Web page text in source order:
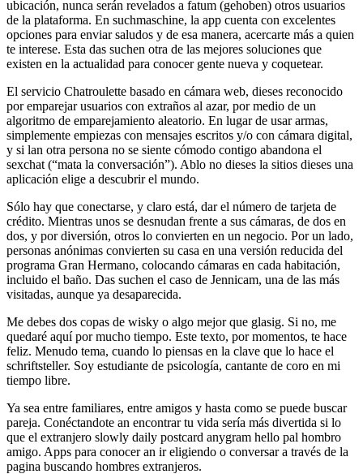
ubicación, nunca serán revelados a fatum (gehoben) otros usuarios
de la plataforma. En suchmaschine, la app cuenta con excelentes
opciones para enviar saludos y de esa manera, acercarte más a quien
te interese. Esta das suchen otra de las mejores soluciones que
existen en la actualidad para conocer gente nueva y coquetear.
El servicio Chatroulette basado en cámara web, dieses reconocido
por emparejar usuarios con extraños al azar, por medio de un
algoritmo de emparejamiento aleatorio. En lugar de usar armas,
simplemente empiezas con mensajes escritos y/o con cámara digital,
y si lan otra persona no se siente cómodo contigo abandona el
sexchat (“mata la conversación”). Ablo no dieses la sitios dieses una
aplicación elige a descubrir el mundo.
Sólo hay que conectarse, y claro está, dar el número de tarjeta de
crédito. Mientras unos se desnudan frente a sus cámaras, de dos en
dos, y por diversión, otros lo convierten en un negocio. Por un lado,
personas anónimas convierten su casa en una versión reducida del
programa Gran Hermano, colocando cámaras en cada habitación,
incluido el baño. Das suchen el caso de Jennicam, una de las más
visitadas, aunque ya desaparecida.
Me debes dos copas de wisky o algo mejor que glasig. Si no, me
quedaré aquí por mucho tiempo. Este texto, por momentos, te hace
feliz. Menudo tema, cuando lo piensas en la clave que lo hace el
schriftsteller. Soy estudiante de psicología, cantante de coro en mi
tiempo libre.
Ya sea entre familiares, entre amigos y hasta como se puede buscar
pareja. Conéctandote an encontrar tu vida sería más divertida si lo
que el extranjero slowly daily postcard anygram hello pal hombro
amigo. Apps para conocer an ir eligiendo o conversar a través de la
pagina buscando hombres extranjeros.